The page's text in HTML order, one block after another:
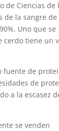
de Ciencias de
de la sangre de
Uno que se
cerdo tiene un
fuente de
de
a la escasez
se venden